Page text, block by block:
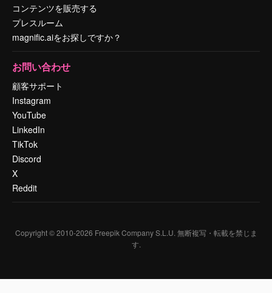
コンテンツを販売する
プレスルーム
magnific.aiをお探しですか？
お問い合わせ
顧客サポート
Instagram
YouTube
LinkedIn
TikTok
Discord
X
Reddit
Copyright © 2010-2026 Freepik Company S.L.U. 無断複写・転載を禁じま
す.